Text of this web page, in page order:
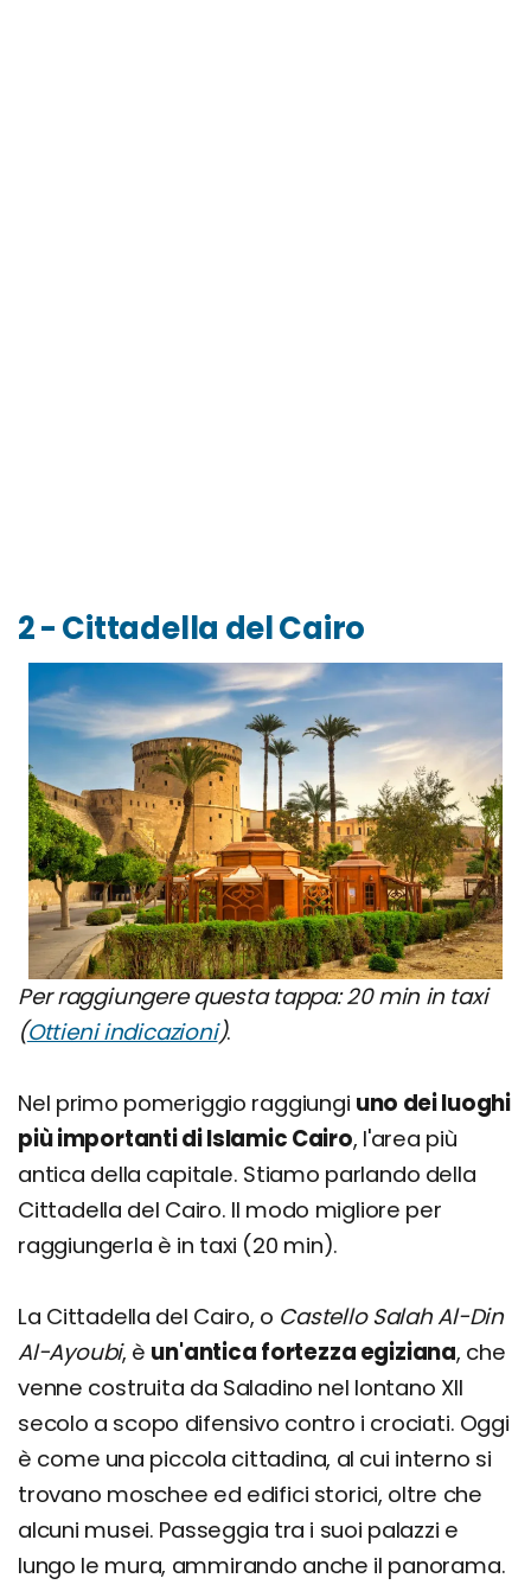
2 - Cittadella del Cairo
Per raggiungere questa tappa: 20 min in taxi
(Ottieni indicazioni).
Nel primo pomeriggio raggiungi uno dei luoghi
più importanti di Islamic Cairo, l'area più
antica della capitale. Stiamo parlando della
Cittadella del Cairo. Il modo migliore per
raggiungerla è in taxi (20 min).
La Cittadella del Cairo, o Castello Salah Al-Din
Al-Ayoubi, è un'antica fortezza egiziana, che
venne costruita da Saladino nel lontano XII
secolo a scopo difensivo contro i crociati. Oggi
è come una piccola cittadina, al cui interno si
trovano moschee ed edifici storici, oltre che
alcuni musei. Passeggia tra i suoi palazzi e
lungo le mura, ammirando anche il panorama.